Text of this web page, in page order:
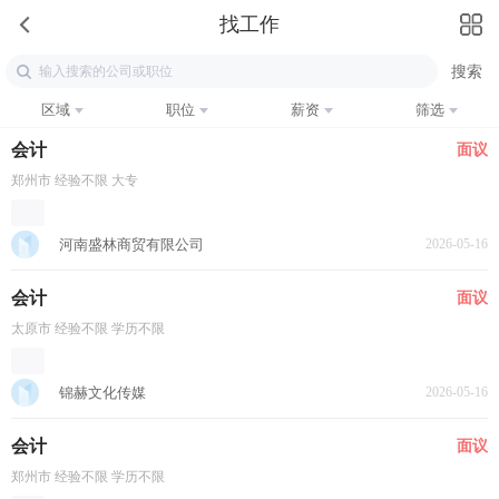
找工作
区域 职位 薪资 筛选
会计 面议
郑州市 经验不限 大专
河南盛林商贸有限公司 2026-05-16
会计 面议
太原市 经验不限 学历不限
锦赫文化传媒 2026-05-16
会计 面议
郑州市 经验不限 学历不限